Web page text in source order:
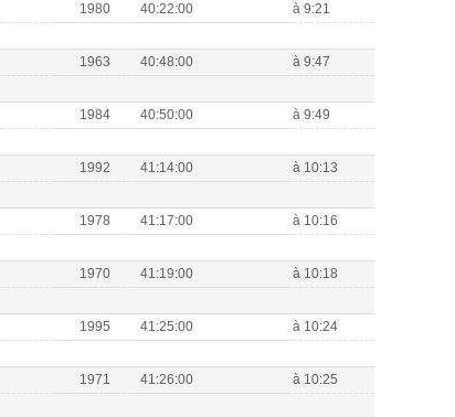
1980 40:22:00 à 9:21
1963 40:48:00 à 9:47
1984 40:50:00 à 9:49
1992 41:14:00 à 10:13
1978 41:17:00 à 10:16
1970 41:19:00 à 10:18
1995 41:25:00 à 10:24
1971 41:26:00 à 10:25